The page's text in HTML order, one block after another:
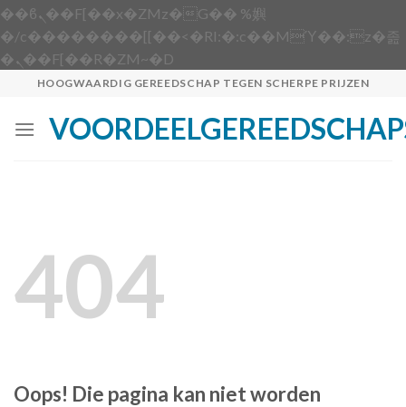
��ϐܢ��F[��x�ZMz�G�� %嬩
�/c��������[[��<�RI:�:c��MΎ��:z�졾
�ܢ��F[��R�ZM~�D
to
HOOGWAARDIG GEREEDSCHAP TEGEN SCHERPE PRIJZEN
404
Oops! Die pagina kan niet worden